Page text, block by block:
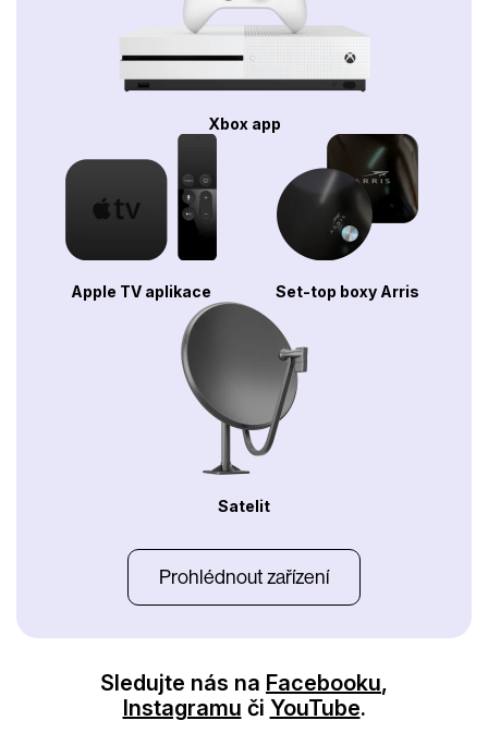
Xbox app
Apple TV aplikace Set-top boxy Arris
Satelit
Prohlédnout zařízení
Sledujte nás na Facebooku,
Instagramu či YouTube.